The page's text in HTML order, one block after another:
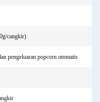
cangkir)
pengeluaran popcorn otomatis